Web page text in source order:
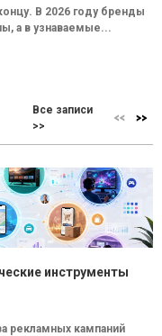
В 2026 году бренды
а в узнаваемые...
Все записи
>>
инструменты
рекламных кампаний